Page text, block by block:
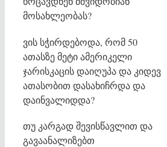
მოსახლეობას?
ვის სჭირდებოდა, რომ 50
ათასზე მეტი ამერიკელი
ჯარისკაცის დაიღუპა და კიდევ
ათასობით დასახიჩრდა და
დაინვალიდდა?
თუ კარგად შევისწავლით და
გავაანალიზებთ